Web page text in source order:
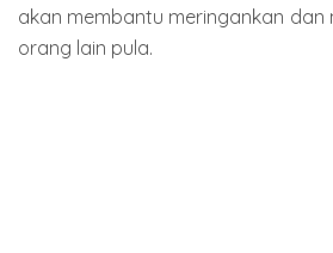
akan membantu meringankan dan
orang lain pula.